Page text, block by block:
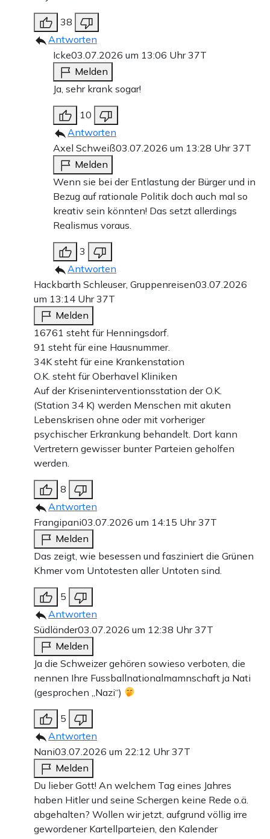
38
Antworten
Icke03.07.2026 um 13:06 Uhr37T
Melden
Ja, sehr krank sogar!
10
Antworten
Axel Schweiß03.07.2026 um 13:28 Uhr37T
Melden
Wenn sie bei der Entlastung der Bürger und in
Bezug auf rationale Politik doch auch mal so
kreativ sein könnten! Das setzt allerdings
Realismus voraus.
3
Antworten
Hackbarth Schleuser, Gruppenreisen03.07.2026
um 13:14 Uhr37T
Melden
16761 steht für Henningsdorf.
91 steht für eine Hausnummer.
34K steht für eine Krankenstation
O.K. steht für Oberhavel Kliniken
Auf der Kriseninterventionsstation der O.K.
(Station 34 K) werden Menschen mit akuten
Lebenskrisen ohne oder mit vorheriger
psychischer Erkrankung behandelt. Dort kann
Vertretern gewisser bunter Parteien geholfen
werden.
8
Antworten
Frangipani03.07.2026 um 14:15 Uhr37T
Melden
Das zeigt, wie besessen und fasziniert die Grünen
Khmer vom Untotesten aller Untoten sind.
5
Antworten
Südländer03.07.2026 um 12:38 Uhr37T
Melden
Ja die Schweizer gehören sowieso verboten, die
nennen Ihre Fussballnationalmamnschaft ja Nati
(gesprochen „Nazi“)
5
Antworten
Nani03.07.2026 um 22:12 Uhr37T
Melden
Du lieber Gott! An welchem Tag eines Jahres
haben Hitler und seine Schergen keine Rede o.ä.
abgehalten? Wollen wir jetzt, aufgrund völlig irre
gewordener Kartellparteien, den Kalender